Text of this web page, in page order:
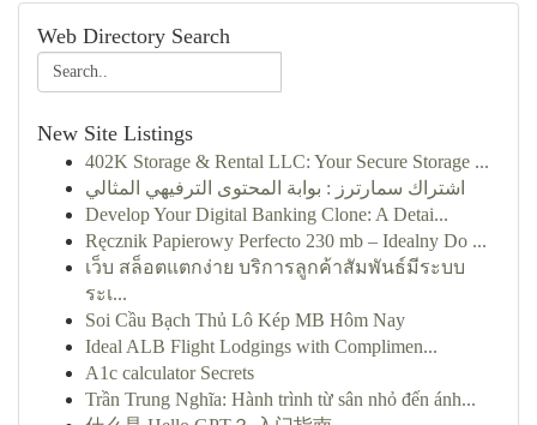
Web Directory Search
New Site Listings
402K Storage & Rental LLC: Your Secure Storage ...
اشتراك سمارترز : بوابة المحتوى الترفيهي المثالي
Develop Your Digital Banking Clone: A Detai...
Ręcznik Papierowy Perfecto 230 mb – Idealny Do ...
เว็บ สล็อตแตกง่าย บริการลูกค้าสัมพันธ์มีระบบ
ระเ...
Soi Cầu Bạch Thủ Lô Kép MB Hôm Nay
Ideal ALB Flight Lodgings with Complimen...
A1c calculator Secrets
Trần Trung Nghĩa: Hành trình từ sân nhỏ đến ánh...